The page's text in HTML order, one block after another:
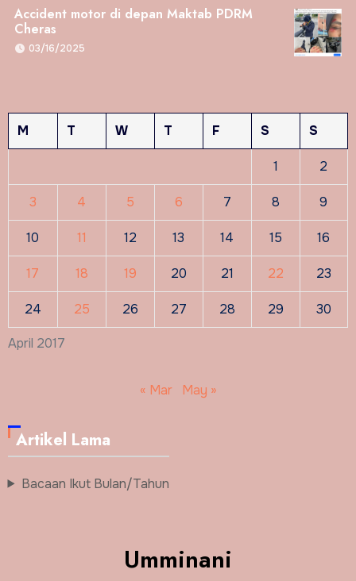
Accident motor di depan Maktab PDRM
Cheras
03/16/2025
April 2017
M T W T F S S
1 2
3 4 5 6 7 8 9
10 11 12 13 14 15 16
17 18 19 20 21 22 23
24 25 26 27 28 29 30
« Mar May »
Artikel Lama
Bacaan Ikut Bulan/Tahun
Umminani